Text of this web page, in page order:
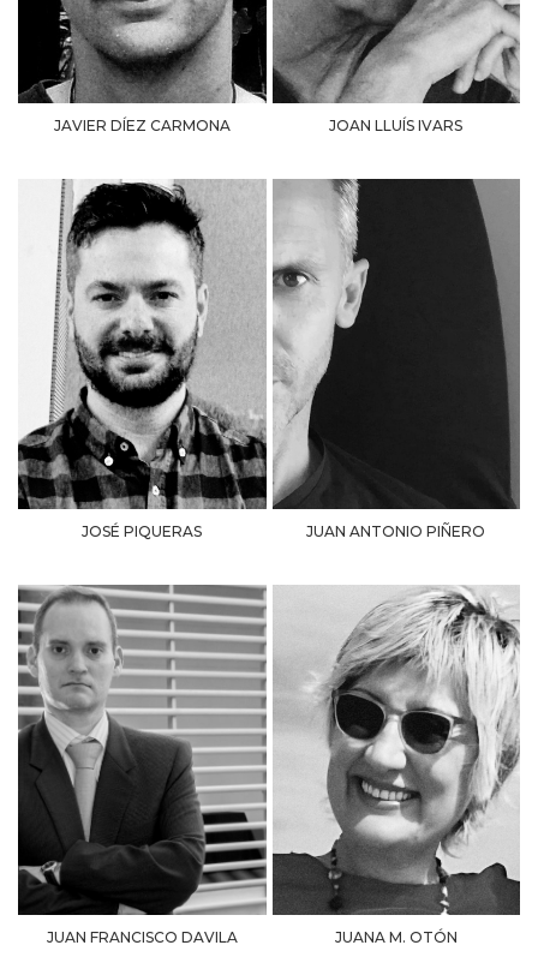
JAVIER DÍEZ CARMONA JOAN LLUÍS IVARS
JOSÉ PIQUERAS JUAN ANTONIO PIÑERO
JUAN FRANCISCO DAVILA JUANA M. OTÓN